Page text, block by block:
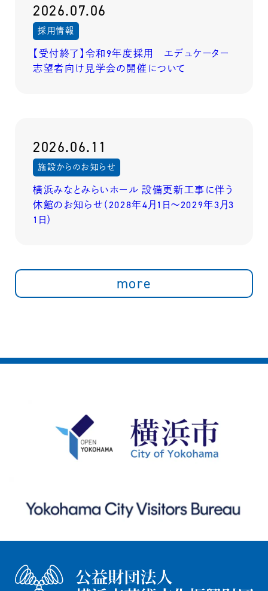
2026.07.06
採用情報
【受付終了】令和9年度採用 エデュケーター
志望者向け見学会の開催について
2026.06.11
施設からのお知らせ
横浜みなとみらいホール 設備更新工事に伴う
休館のお知らせ（2028年4月1日～2029年3月3
1日）
more